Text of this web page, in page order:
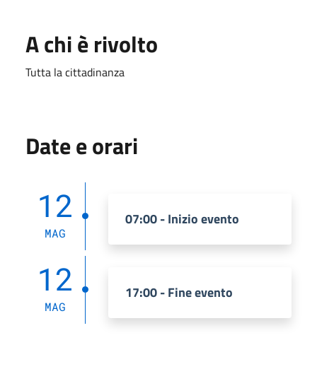
A chi è rivolto
Tutta la cittadinanza
Date e orari
12
MAG
07:00 - Inizio evento
12
MAG
17:00 - Fine evento